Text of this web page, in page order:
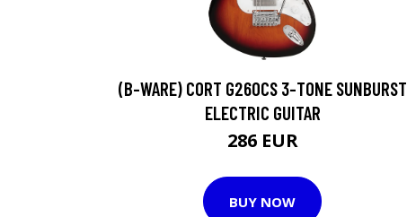
(B-WARE) CORT G260CS 3-TONE SUNBURST
ELECTRIC GUITAR
286 EUR
BUY NOW